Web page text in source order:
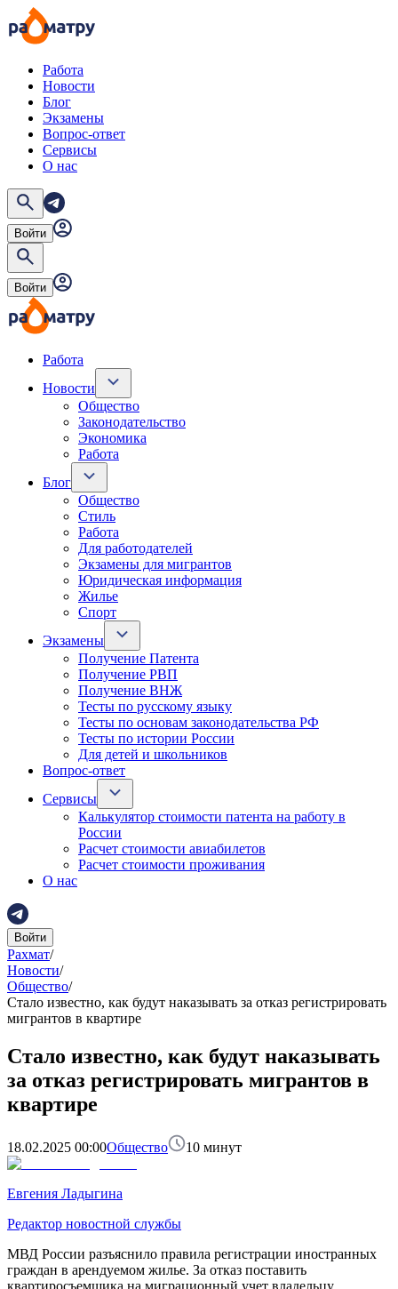
Работа
Новости
Блог
Экзамены
Вопрос-ответ
Сервисы
О нас
Войти
Войти
Работа
Новости
Общество
Законодательство
Экономика
Работа
Блог
Общество
Стиль
Работа
Для работодателей
Экзамены для мигрантов
Юридическая информация
Жилье
Спорт
Экзамены
Получение Патента
Получение РВП
Получение ВНЖ
Тесты по русскому языку
Тесты по основам законодательства РФ
Тесты по истории России
Для детей и школьников
Вопрос-ответ
Сервисы
Калькулятор стоимости патента на работу в
России
Расчет стоимости авиабилетов
Расчет стоимости проживания
О нас
Войти
Рахмат/
Новости/
Общество/
Стало известно, как будут наказывать за отказ регистрировать
мигрантов в квартире
Стало известно, как будут наказывать
за отказ регистрировать мигрантов в
квартире
18.02.2025 00:00Общество 10 минут
Евгения Ладыгина
Редактор новостной службы
МВД России разъяснило правила регистрации иностранных
граждан в арендуемом жилье. За отказ поставить
квартиросъемщика на миграционный учет владельцу